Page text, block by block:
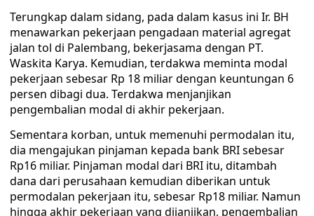
Terungkap dalam sidang, pada dalam kasus ini Ir. BH
menawarkan pekerjaan pengadaan material agregat
jalan tol di Palembang, bekerjasama dengan PT.
Waskita Karya. Kemudian, terdakwa meminta modal
pekerjaan sebesar Rp 18 miliar dengan keuntungan 6
persen dibagi dua. Terdakwa menjanjikan
pengembalian modal di akhir pekerjaan.
Sementara korban, untuk memenuhi permodalan itu,
dia mengajukan pinjaman kepada bank BRI sebesar
Rp16 miliar. Pinjaman modal dari BRI itu, ditambah
dana dari perusahaan kemudian diberikan untuk
permodalan pekerjaan itu, sebesar Rp18 miliar. Namun
hingga akhir pekerjaan yang dijanjikan, pengembalian